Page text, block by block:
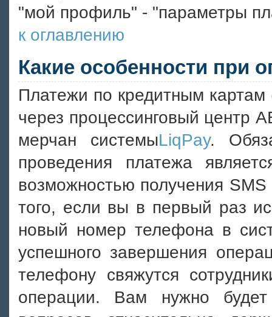
"мой профиль" - "параметры
к оглавлению
Какие особенности при
Платежи по кредитным
через процессинговый центр
мерчан системыLiqPay.
проведения платежа
возможностью получения
того, если вы в первый раз
новый номер телефона в
успешного завершения
телефону свяжутся
операции. Вам нужно будет